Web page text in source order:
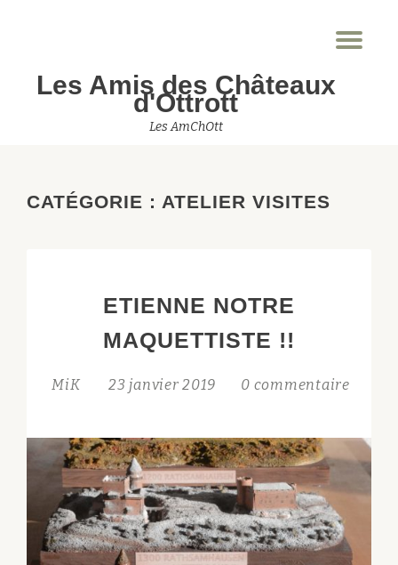
contenuLes Amis des Châteaux
d'Ottrott
Les AmChOtt
CATÉGORIE : ATELIER VISITES
ETIENNE NOTRE
MAQUETTISTE !!
MiK 23 janvier 2019 0 commentaire